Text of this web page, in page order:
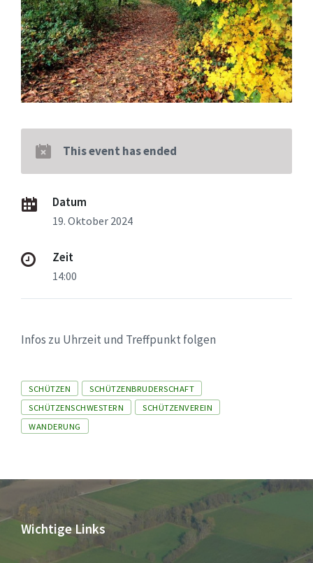
This event has ended
Datum
19. Oktober 2024
Zeit
14:00
Infos zu Uhrzeit und Treffpunkt folgen
Tags
SCHÜTZEN
SCHÜTZENBRUDERSCHAFT
SCHÜTZENSCHWESTERN
SCHÜTZENVEREIN
WANDERUNG
Wichtige Links